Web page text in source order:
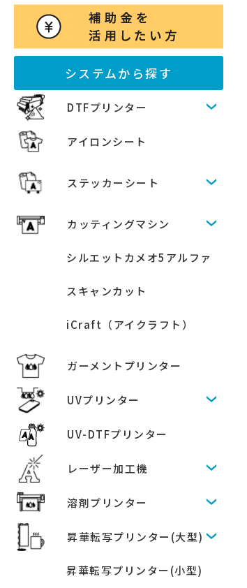
システムから探す
DTFプリンター
アイロンシート
ステッカーシート
カッティングマシン
シルエットカメオ5アルファ
スキャンカット
iCraft（アイクラフト）
ガーメントプリンター
UVプリンター
UV-DTFプリンター
レーザー加工機
溶剤プリンター
昇華転写プリンター(大型)
昇華転写プリンター(小型)